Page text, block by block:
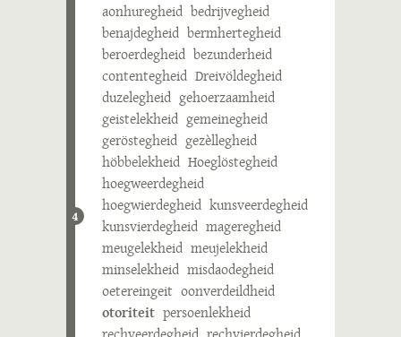
4
aonhuregheid bedrijvegheid
benajdegheid bermhertegheid
beroerdegheid bezunderheid
contentegheid Dreivöldegheid
duzelegheid gehoerzaamheid
geistelekheid gemeinegheid
geröstegheid gezèllegheid
höbbelekheid Hoeglöstegheid
hoegweerdegheid
hoegwierdegheid kunsveerdegheid
kunsvierdegheid mageregheid
meugelekheid meujelekheid
minselekheid misdaodegheid
oetereingeit oonverdeildheid
otoriteit persoenlekheid